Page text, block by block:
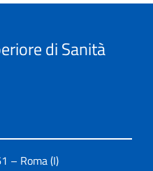
di Sanità
– Roma (I)